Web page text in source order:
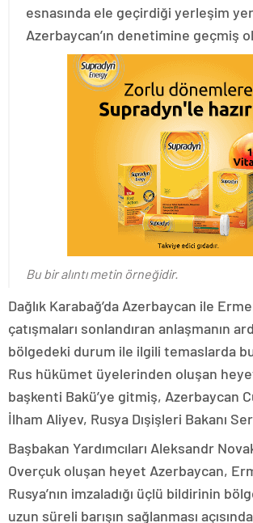
esnasında ele geçirdiği yerleşim
Azerbaycan’ın denetimine geçmiş
Bu bir alıntı metin örneğidir.
Dağlık Karabağ’da Azerbaycan ile
çatışmaları sonlandıran anlaşmanın
bölgedeki durum ile ilgili temaslarda
Rus hükümet üyelerinden oluşan
başkenti Bakü’ye gitmiş, Azerbaycan
İlham Aliyev, Rusya Dışişleri Bakanı
Başbakan Yardımcıları Aleksandr
Overçuk oluşan heyet Azerbaycan,
Rusya’nın imzaladığı üçlü bildirinin
uzun süreli barışın sağlanması